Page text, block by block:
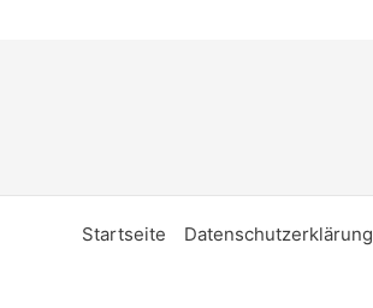
Startseite Datenschutzerklärung